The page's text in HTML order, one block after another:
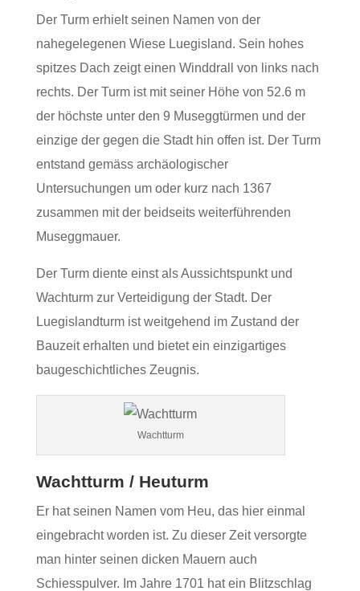
Der Turm erhielt seinen Namen von der
nahegelegenen Wiese Luegisland. Sein hohes
spitzes Dach zeigt einen Winddrall von links nach
rechts. Der Turm ist mit seiner Höhe von 52.6 m
der höchste unter den 9 Museggtürmen und der
einzige der gegen die Stadt hin offen ist. Der Turm
entstand gemäss archäologischer
Untersuchungen um oder kurz nach 1367
zusammen mit der beidseits weiterführenden
Museggmauer.
Der Turm diente einst als Aussichtspunkt und
Wachturm zur Verteidigung der Stadt. Der
Luegislandturm ist weitgehend im Zustand der
Bauzeit erhalten und bietet ein einzigartiges
baugeschichtliches Zeugnis.
Wachtturm
Wachtturm / Heuturm
Er hat seinen Namen vom Heu, das hier einmal
eingebracht worden ist. Zu dieser Zeit versorgte
man hinter seinen dicken Mauern auch
Schiesspulver. Im Jahre 1701 hat ein Blitzschlag